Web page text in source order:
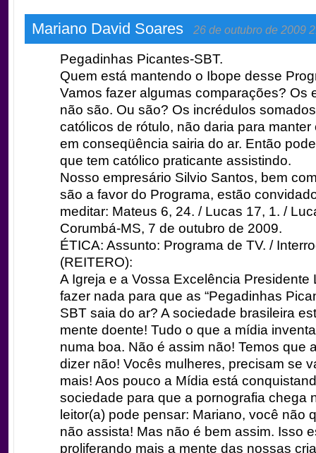
Mariano David Soares 26 de outubro de 2009
Pegadinhas Picantes-SBT.
Quem está mantendo o Ibope desse
Vamos fazer algumas comparações? Os
não são. Ou são? Os incrédulos
católicos de rótulo, não daria para manter
em conseqüência sairia do ar. Então
que tem católico praticante assistindo.
Nosso empresário Silvio Santos, bem
são a favor do Programa, estão
meditar: Mateus 6, 24. / Lucas 17, 1. /
Corumbá-MS, 7 de outubro de 2009.
ÉTICA: Assunto: Programa de TV. /
(REITERO):
A Igreja e a Vossa Excelência Presidente
fazer nada para que as “Pegadinhas
SBT saia do ar? A sociedade brasileira
mente doente! Tudo o que a mídia
numa boa. Não é assim não! Temos que
dizer não! Vocês mulheres, precisam se
mais! Aos pouco a Mídia está
sociedade para que a pornografia chega
leitor(a) pode pensar: Mariano, você não
não assista! Mas não é bem assim. Isso
proliferando mais a mente das nossas